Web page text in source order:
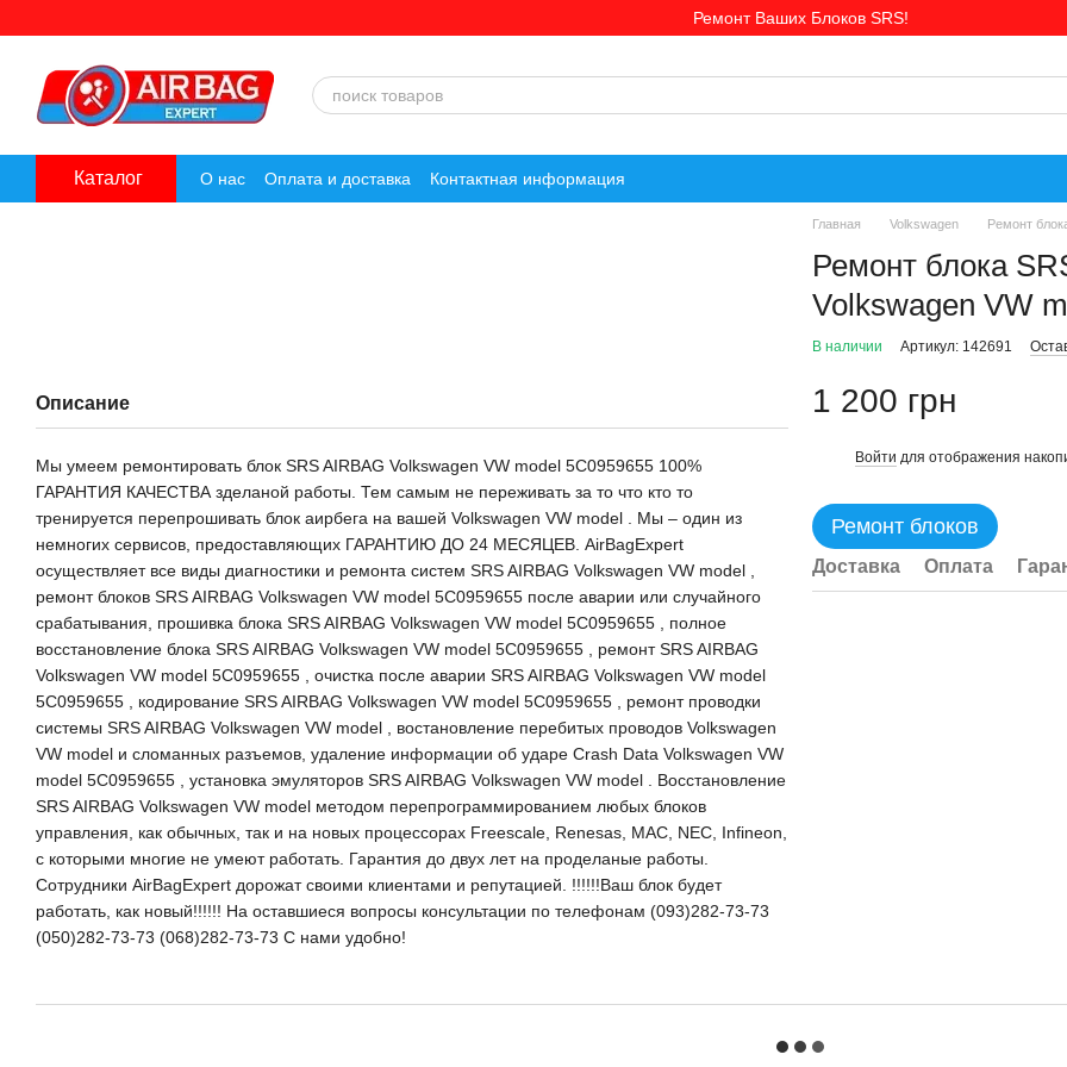
Ремонт Ваших Блоков SRS!
Каталог О нас Оплата и доставка Контактная информация
Описание
Мы умеем ремонтировать блок SRS AIRBAG Volkswagen VW model 5C0959655 100%
ГАРАНТИЯ КАЧЕСТВА зделаной работы. Тем самым не переживать за то что кто то
тренируется перепрошивать блок аирбега на вашей Volkswagen VW model . Мы – один из
немногих сервисов, предоставляющих ГАРАНТИЮ ДО 24 МЕСЯЦЕВ. AirBagExpert
осуществляет все виды диагностики и ремонта систем SRS AIRBAG Volkswagen VW model ,
ремонт блоков SRS AIRBAG Volkswagen VW model 5C0959655 после аварии или случайного
срабатывания, прошивка блока SRS AIRBAG Volkswagen VW model 5C0959655 , полное
восстановление блока SRS AIRBAG Volkswagen VW model 5C0959655 , ремонт SRS AIRBAG
Volkswagen VW model 5C0959655 , очистка после аварии SRS AIRBAG Volkswagen VW model
5C0959655 , кодирование SRS AIRBAG Volkswagen VW model 5C0959655 , ремонт проводки
системы SRS AIRBAG Volkswagen VW model , востановление перебитых проводов Volkswagen
VW model и сломанных разъемов, удаление информации об ударе Crash Data Volkswagen VW
model 5C0959655 , установка эмуляторов SRS AIRBAG Volkswagen VW model . Восстановление
SRS AIRBAG Volkswagen VW model методом перепрограммированием любых блоков
управления, как обычных, так и на новых процессорах Freescale, Renesas, MAC, NEC, Infineon,
с которыми многие не умеют работать. Гарантия до двух лет на проделаные работы.
Сотрудники AirBagExpert дорожат своими клиентами и репутацией. !!!!!!Ваш блок будет
работать, как новый!!!!!! На оставшиеся вопросы консультации по телефонам (093)282-73-73
(050)282-73-73 (068)282-73-73 С нами удобно!
Главная Volkswagen Ремонт
Ремонт блока
Volkswagen VW
В наличии Артикул: 142691
1 200 грн
Войти для отображения
Ремонт блоков
Доставка Оплата